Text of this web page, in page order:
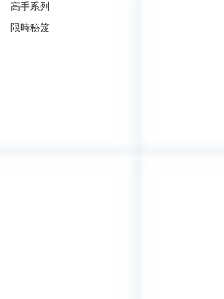
高手系列
限時秘笈